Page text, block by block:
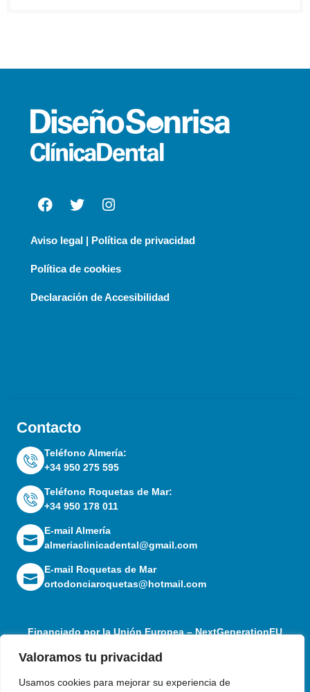
Valoramos tu privacidad
Usamos cookies para mejorar su experiencia de
Contacto
Teléfono Almería:
+34 950 275 595
Teléfono Roquetas de Mar:
+34 950 178 011
E-mail Almería
almeriaclinicadental@gmail.com
E-mail Roquetas de Mar
ortodonciaroquetas@hotmail.com
Aviso legal | Política de privacidad
Política de cookies
Declaración de Accesibilidad
Financiado por la Unión Europea – NextGenerationEU